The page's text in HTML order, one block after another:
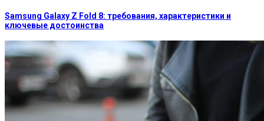
Samsung Galaxy Z Fold 8: требования, характеристики и
ключевые достоинства